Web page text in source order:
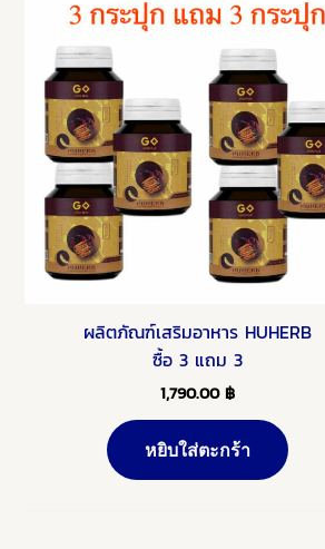
ผลิตภัณฑ์เสริมอาหาร HUHERB
ซื้อ 3 แถม 3
1,790.00฿
หยิบใส่ตะกร้า